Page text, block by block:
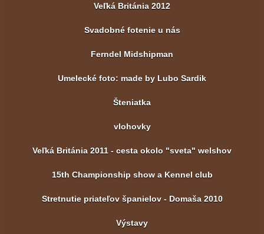
Veľká Británia 2012
Svadobné fotenie u nás
Ferndel Midshipman
Umelecké foto: made by Lubo Sardik
Šteniatka
vlohovky
Veľká Británia 2011 - cesta okolo "sveta" welshov
15th Championship show a Kennel club
Stretnutie priateľov španielov - Domaša 2010
Výstavy